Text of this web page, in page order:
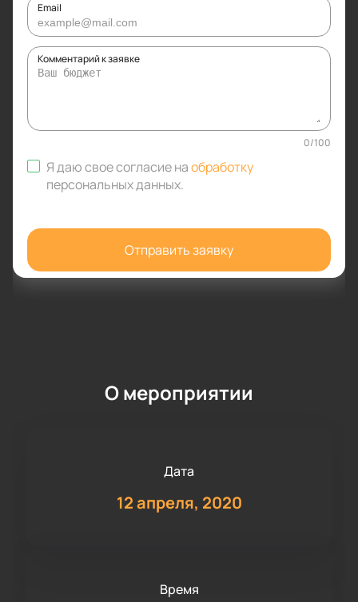
Email
Комментарий к заявке
0/100
Я даю свое согласие наобработку
персональных данных.
Отправить заявку
О мероприятии
Дата
12 апреля, 2020
Время